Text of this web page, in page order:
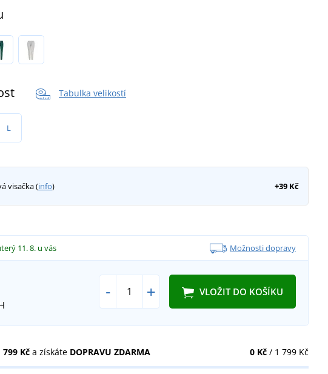
Tabulka velikostí
L
visačka (info) +39 Kč
11. 8. u vás Možnosti dopravy
- + VLOŽIT DO KOŠÍKU
0 Kč/ 1 799 Kč
799 Kč a získáte DOPRAVU ZDARMA